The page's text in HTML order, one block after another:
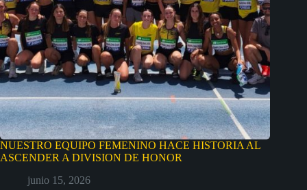
NUESTRO EQUIPO FEMENINO HACE HISTORIA AL
ASCENDER A DIVISION DE HONOR
junio 15, 2026